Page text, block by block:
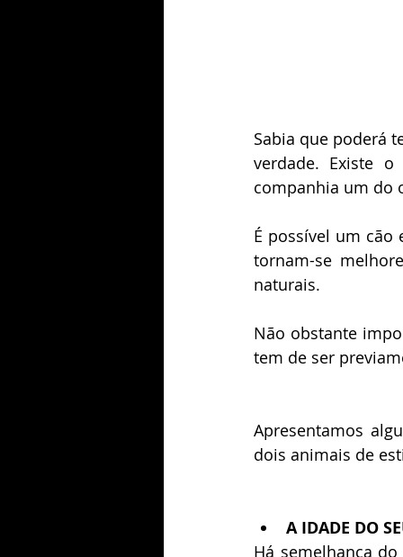
Sabia que poderá
verdade. Existe
companhia um do
É possível um
tornam-se
naturais.
Não obstante
tem de ser
Apresentamos
dois animais de
A IDADE DO
Há semelhança